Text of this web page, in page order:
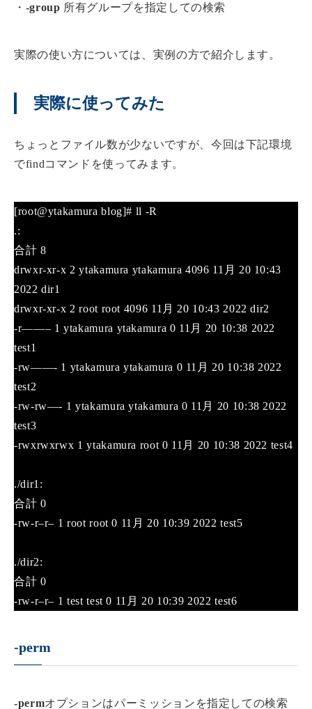
・ -group 所有グループを指定しての検索
実際の使い方については、実例の方で紹介します。
実際に使ってみた
ちょっとファイル数が少ないですが、今回は下記環境
でfindコマンドを使ってみます。
[root@ytakamura blog]# ll -R
.:
合計 8
drwxr-xr-x 2 ytakamura ytakamura 4096 11月 20 10:43
2022 dir1
drwxr-xr-x 2 root root 4096 11月 20 10:43 2022 dir2
-r——– 1 ytakamura ytakamura 0 11月 20 10:38 2022
test1
-rw——- 1 ytakamura ytakamura 0 11月 20 10:38 2022
test2
-rw-rw—- 1 ytakamura ytakamura 0 11月 20 10:38 2022
test3
-rwxrwxrwx 1 ytakamura root 0 11月 20 10:38 2022 test4
./dir1:
合計 0
-rw-r–r– 1 root root 0 11月 20 10:39 2022 test5
./dir2:
合計 0
-rw-r–r– 1 test test 0 11月 20 10:39 2022 test6
-perm
-permオプションはパーミッションを指定しての検索